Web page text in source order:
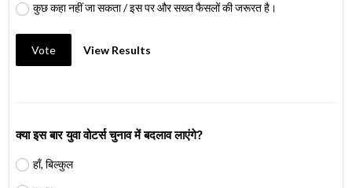
कुछ कहा नहीं जा सकता / इस पर और सख्त फैसलों की जरूरत है।
Vote View Results
क्या इस बार युवा वोटर्स चुनाव में बदलाव लाएंगे?
हाँ, बिल्कुल